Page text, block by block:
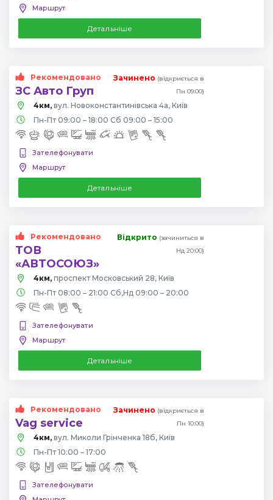
Маршрут
Детальніше
Рекомендовано
ЗС Авто Груп
Зачинено (відкриється в
Пн 09:00)
4км, вул. Новоконстантинівська 4а, Київ
Пн-Пт 09:00 – 18:00 Сб 09:00 – 15:00
Зателефонувати
Маршрут
Детальніше
Рекомендовано
ТОВ
«АВТОСОЮЗ»
Відкрито (зачиниться в
Нд 20:00)
4км, проспект Московський 28, Київ
Пн-Пт 08:00 – 21:00 Сб,Нд 09:00 – 20:00
Зателефонувати
Маршрут
Детальніше
Рекомендовано
Vag service
Зачинено (відкриється в
Пн 10:00)
4км, вул. Миколи Грінченка 18б, Київ
Пн-Пт 10:00 – 17:00
Зателефонувати